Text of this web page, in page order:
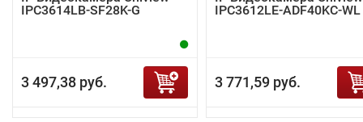
IPC3614LB-SF28K-G
3 497,38 руб.
IPC3612LE-ADF40KC-WL
3 771,59 руб.